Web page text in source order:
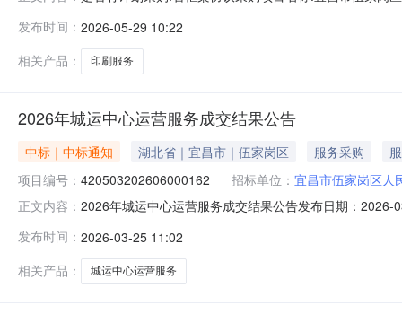
伍临路36-6号9栋22成交日期:2026-05-2909:47:47执行
发布时间： 2026-05-29 10:22
相关产品：
印刷服务
2026年城运中心运营服务成交结果公告
中标｜中标通知 湖北省｜宜昌市｜伍家岗区 服务采购
项目编号： 420503202606000162 招标单位： 宜昌市伍家岗区人
正文内容： 2026年城运中心运营服务成交结果公告发布日期：
（成交）金额：58.89(万元)综合评分法：98.16（98.16
发布时间： 2026-03-25 11:02
相关产品：
城运中心运营服务